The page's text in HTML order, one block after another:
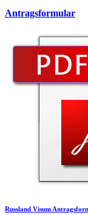
Antragsformular
Russland Visum